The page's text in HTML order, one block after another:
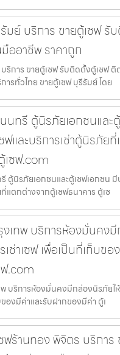
มย์ บริการ ขายตู้เซฟ รั
ออาชีพ ราคาถูก
ริการ ขายตู้เซฟ รับติดตั้งตู้เซฟ
ารทั่วไทย ขายตู้เซฟ บุรีรัมย์ โดย
นทรี ตู้นิรภัยเอกชนและ
ฟและบริการเช่าตู้นิรภัย
เซฟ.com
ตู้นิรภัยเอกชนและตู้เซฟเอกชน มี
แตกต่างจากตู้เซฟธนาคาร ตู้เซ
งเทพ บริการห้องมั่นคง
เช่าเซฟ เพื่อเป็นที่เก็บข
.com
พ บริการห้องมั่นคงมีกล่องนิรภัยให้
องมีค่าและรับฝากของมีค่า ตู้เ
ฟร้านทอง พิจิตร บริการ